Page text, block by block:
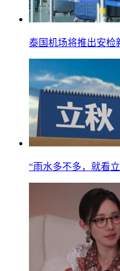
泰国机场将推出安检
“雨水多不多，就看